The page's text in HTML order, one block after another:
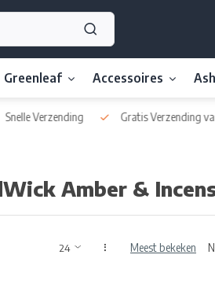
Greenleaf Accessoires
Verzending vanaf € 30 Winkel en
Amber &
Meest bekeken